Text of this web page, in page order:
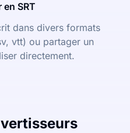
en SRT
dans divers formats
vtt) ou partager un
directement.